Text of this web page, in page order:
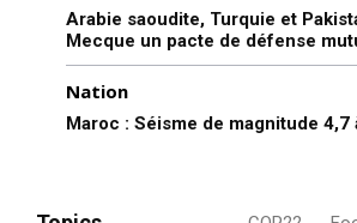
Arabie saoudite, Turquie et
Mecque un pacte de défense
Nation
Maroc : Séisme de magnitude 4,7